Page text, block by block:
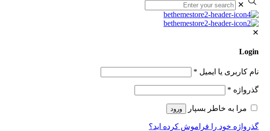
✕
✕
Login
نام کاربری یا ایمیل *
گذرواژه *
مرا به خاطر بسپار ورود
گذرواژه خود را فراموش کرده اید؟